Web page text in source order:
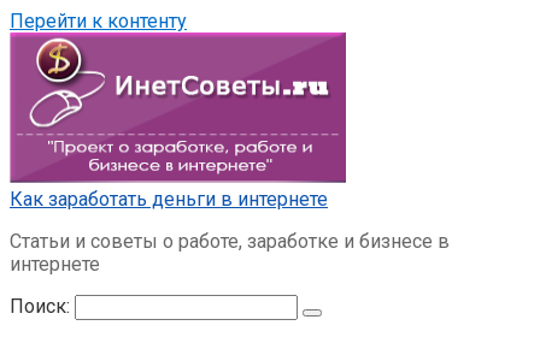
Перейти к контенту
Как заработать деньги в интернете
Статьи и советы о работе, заработке и бизнесе в
интернете
Поиск: